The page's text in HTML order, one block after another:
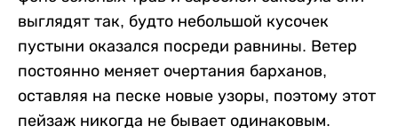
выглядят так, будто небольшой кусочек
пустыни оказался посреди равнины. Ветер
постоянно меняет очертания барханов,
оставляя на песке новые узоры, поэтому этот
пейзаж никогда не бывает одинаковым.